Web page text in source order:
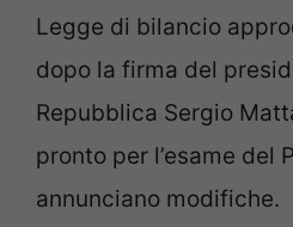
Legge di bilancio
dopo la firma del
Repubblica Sergio
pronto per l’esame del
annunciano modifiche.